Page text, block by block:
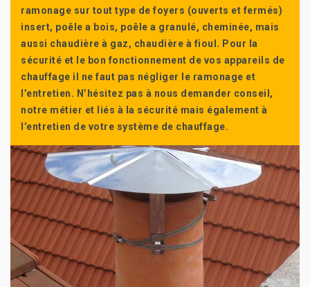
ramonage sur tout type de foyers (ouverts et fermés)
insert, poêle a bois, poêle a granulé, cheminée, mais
aussi chaudière à gaz, chaudière à fioul. Pour la
sécurité et le bon fonctionnement de vos appareils de
chauffage il ne faut pas négliger le ramonage et
l’entretien. N’hésitez pas à nous demander conseil,
notre métier et liés à la sécurité mais également à
l’entretien de votre système de chauffage.